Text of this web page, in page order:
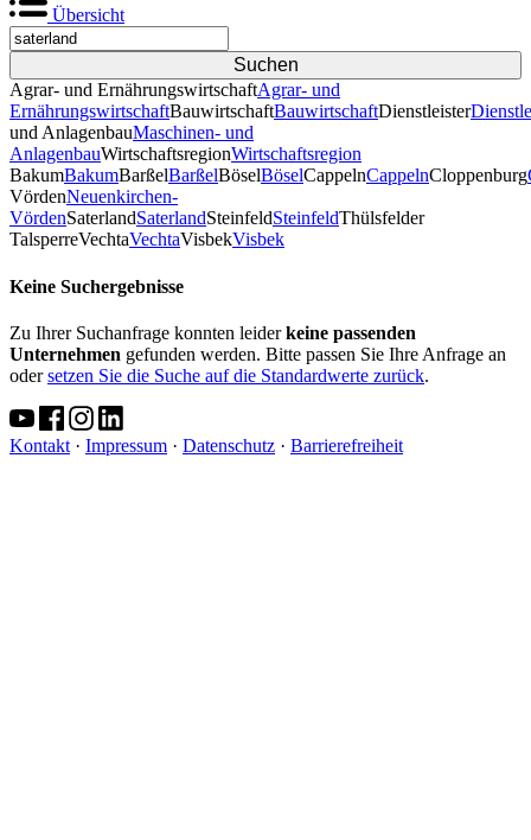
Übersicht
Agrar- und ErnährungswirtschaftAgrar- und
ErnährungswirtschaftBauwirtschaftBauwirtschaftDienstleister
und AnlagenbauMaschinen- und
AnlagenbauWirtschaftsregionWirtschaftsregion
BakumBakumBarßelBarßelBöselBöselCappelnCappelnCloppenburg
VördenNeuenkirchen-
VördenSaterlandSaterlandSteinfeldSteinfeldThülsfelder
TalsperreVechtaVechtaVisbekVisbek
Keine Suchergebnisse
Zu Ihrer Suchanfrage konnten leiderkeine passenden
Unternehmen gefunden werden. Bitte passen Sie Ihre Anfrage an
odersetzen Sie die Suche auf die Standardwerte zurück.
Kontakt · Impressum · Datenschutz · Barrierefreiheit